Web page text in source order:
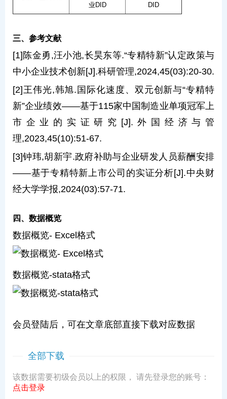
业DID DID
三、参考文献
[1]陈金勇,汪小池,长昊东等.“专精特新”认定政策与
中小企业技术创新[J].科研管理,2024,45(03):20-30.
[2]王伟光,韩旭.国际化速度、双元创新与“专精特
新”企业绩效——基于115家中国制造业单项冠军上
市企业的实证研究[J].外国经济与管
理,2023,45(10):51-67.
[3]钟玮,胡新宇.政府补助与企业研发人员薪酬安排
——基于专精特新上市公司的实证分析[J].中央财
经大学学报,2024(03):57-71.
四、数据概览
数据概览- Excel格式
数据概览-stata格式
会员登陆后，可在文章底部直接下载对应数据
全部下载
该数据需要初级会员以上的权限， 请先登录您的账号：
点击登录